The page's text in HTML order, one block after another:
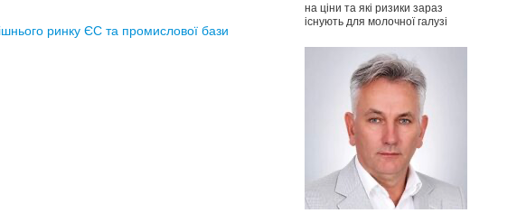
ринку ЄС та промислової бази
на ціни та які ризики зараз
існують для молочної галузі